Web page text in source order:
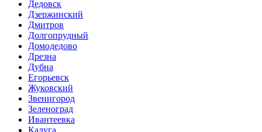
Дедовск
Дзержинский
Дмитров
Долгопрудный
Домодедово
Дрезна
Дубна
Егорьевск
Жуковский
Звенигород
Зеленоград
Ивантеевка
Калуга